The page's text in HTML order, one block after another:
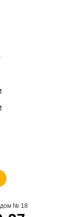
дом № 18